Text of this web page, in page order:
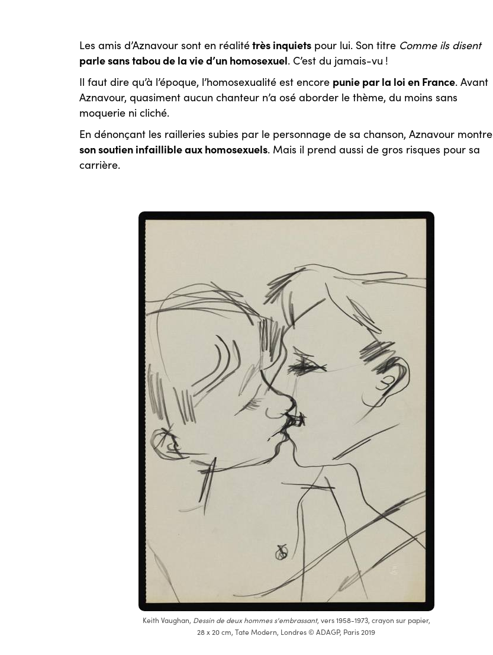
Les amis d’Aznavour sont en réalitétrès inquiets pour lui. Son titre Comme ils disent
parle sans tabou de la vie d’un homosexuel. C’est du jamais-vu !
Il faut dire qu’à l’époque, l’homosexualité est encore punie par la loi en France. Avant
Aznavour, quasiment aucun chanteur n’a osé aborder le thème, du moins sans
moquerie ni cliché.
En dénonçant les railleries subies par le personnage de sa chanson, Aznavour montre
son soutien infaillible aux homosexuels. Mais il prend aussi de gros risques pour sa
carrière.
Keith Vaughan, Dessin de deux hommes s'embrassant, vers 1958-1973, crayon sur papier,
28 x 20 cm, Tate Modern, Londres © ADAGP, Paris 2019